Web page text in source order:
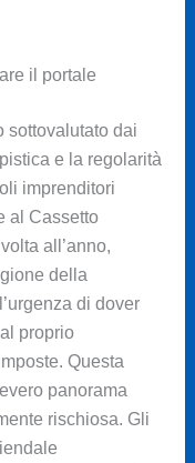
il portale
sottovalutato dai
e la regolarità
imprenditori
al Cassetto
all’anno,
della
di dover
proprio
Questa
panorama
rischiosa. Gli